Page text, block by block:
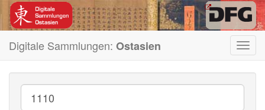
Digitale Sammlungen: Ostasien